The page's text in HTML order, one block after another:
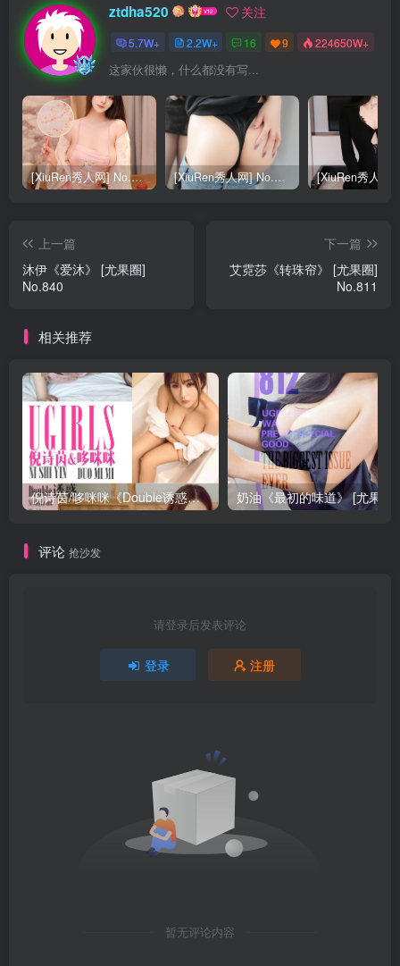
ztdha520 关注
5.7W+ 2.2W+ 16 9 224650W+
这家伙很懒，什么都没有写...
[XiuRen秀人网] No.9040 蛋蛋宝 妩媚美腿 [XiuRen秀人网] No.8668 模特合集
上一篇
沐伊《爱沐》 [尤果圈]
No.840
下一篇
艾霓莎《转珠帘》 [尤果圈]
No.811
相关推荐
倪诗茵/哆咪咪《Double诱惑》 [尤果圈] No.663
评论 抢沙发
请登录后发表评论
登录 注册
暂无评论内容